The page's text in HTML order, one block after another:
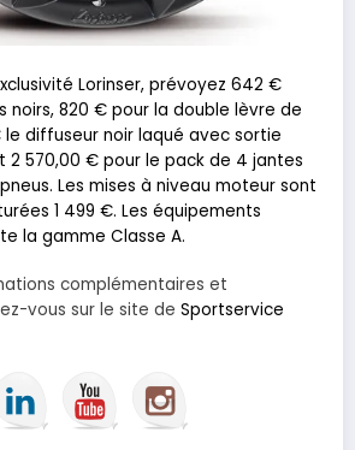
Lorinser, prévoyez 642 €
noirs, 820 € pour la double lèvre de
diffuseur noir laqué avec sortie
2 570,00 € pour le pack de 4 jantes
pneus. Les mises à niveau moteur sont
1 499 €. Les équipements
la gamme Classe A.
complémentaires et
vous sur le site de Sportservice